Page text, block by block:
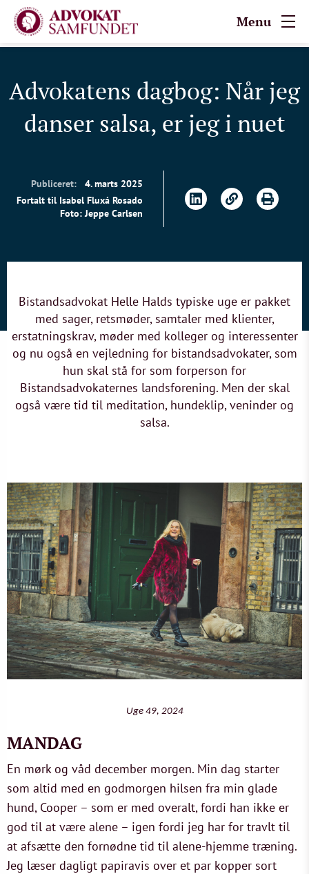
Menu
Advokatens dagbog: Når jeg
danser salsa, er jeg i nuet
Publiceret:
4. marts 2025
Fortalt til Isabel Fluxá Rosado
Foto: Jeppe Carlsen
Bistandsadvokat Helle Halds typiske uge er pakket
med sager, retsmøder, samtaler med klienter,
erstatningskrav, møder med kolleger og interessenter
og nu også en vejledning for bistandsadvokater, som
hun skal stå for som forperson for
Bistandsadvokaternes landsforening. Men der skal
også være tid til meditation, hundeklip, veninder og
salsa.
Uge 49, 2024
MANDAG
En mørk og våd december morgen. Min dag starter
som altid med en godmorgen hilsen fra min glade
hund, Cooper – som er med overalt, fordi han ikke er
god til at være alene – igen fordi jeg har for travlt til
at afsætte den fornødne tid til alene-hjemme træning.
Jeg læser dagligt papiravis over et par kopper sort